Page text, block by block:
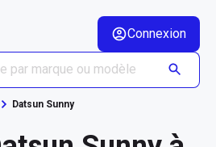
Connexion
Datsun Sunny